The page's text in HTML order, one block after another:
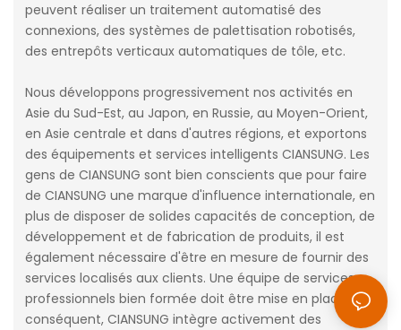
peuvent réaliser un traitement automatisé des
connexions, des systèmes de palettisation robotisés,
des entrepôts verticaux automatiques de tôle, etc.
Nous développons progressivement nos activités en
Asie du Sud-Est, au Japon, en Russie, au Moyen-Orient,
en Asie centrale et dans d'autres régions, et exportons
des équipements et services intelligents CIANSUNG. Les
gens de CIANSUNG sont bien conscients que pour faire
de CIANSUNG une marque d'influence internationale, en
plus de disposer de solides capacités de conception, de
développement et de fabrication de produits, il est
également nécessaire d'être en mesure de fournir des
services localisés aux clients. Une équipe de services
professionnels bien formée doit être mise en place. Par
conséquent, CIANSUNG intègre activement des